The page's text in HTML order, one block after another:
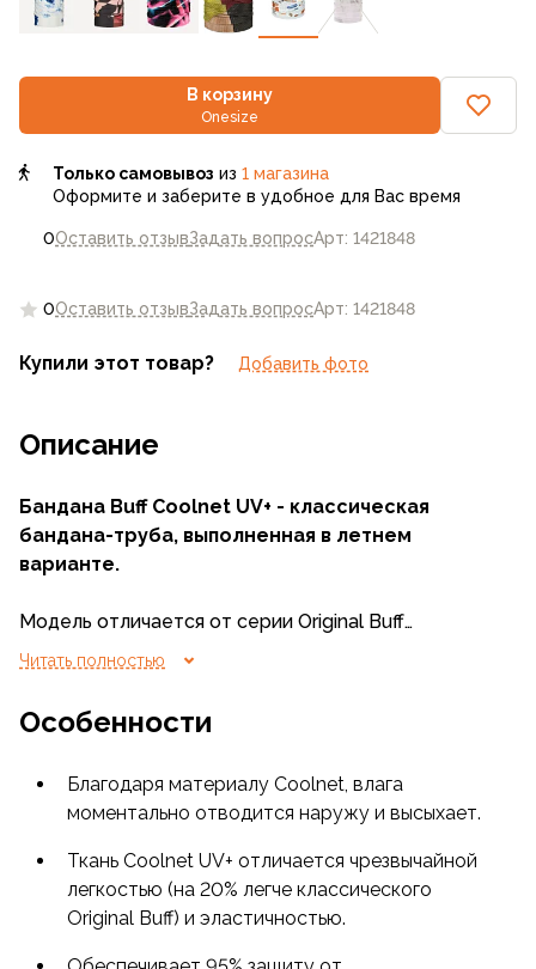
0Оставить отзывЗадать вопросАрт: 1421848
В корзину
Onesize
0Оставить отзывЗадать вопросАрт: 1421848
Только самовывоз из 1 магазина
Оформите и заберите в удобное для Вас время
Купили этот товар? Добавить фото
Описание
Бандана Buff Coolnet UV+ - классическая
бандана-труба, выполненная в летнем
варианте.
Модель отличается от серии Original Buff
материалом и изготовлена из спортивной и
Coolmax. CoolNet - наиболее эффективный
спортивный материал, обладающий
оптимальным временем высыхания.
Изделие имеет незначительный вес (всего 30 гр),
при этом прекрасно держится на голове и не
спадает даже при высокой активности. Бандана
имеет охлаждающий эффект, ткань очень быстро
Читать полностью
Особенности
Благодаря материалу Coolnet, влага
моментально отводится наружу и высыхает.
Ткань Coolnet UV+ отличается чрезвычайной
легкостью (на 20% легче классического
Original Buff) и эластичностью.